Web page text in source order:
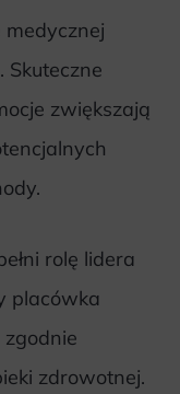
Skuteczne
zwiększają
rolę lidera
placówka
zgodnie
zdrowotnej.